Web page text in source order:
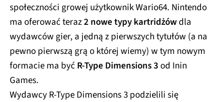
społeczności growej użytkownik Wario64. Nintendo
ma oferować teraz2 nowe typy kartridżówdla
wydawców gier, a jedną z pierwszych tytułów (a na
pewno pierwszą grą o której wiemy) w tym nowym
formacie ma być R‑Type Dimensions 3od Inin
Games.
Wydawcy R-Type Dimensions 3 podzielili się